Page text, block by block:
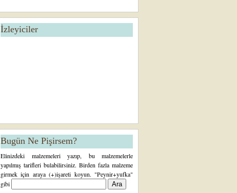
İzleyiciler
Bugün Ne Pişirsem?
Elinizdeki malzemeleri yazıp, bu malzemelerle
yapılmış tarifleri bulabilirsiniz. Birden fazla malzeme
girmek için araya (+)işareti koyun. "Peynir+yufka"
gibi